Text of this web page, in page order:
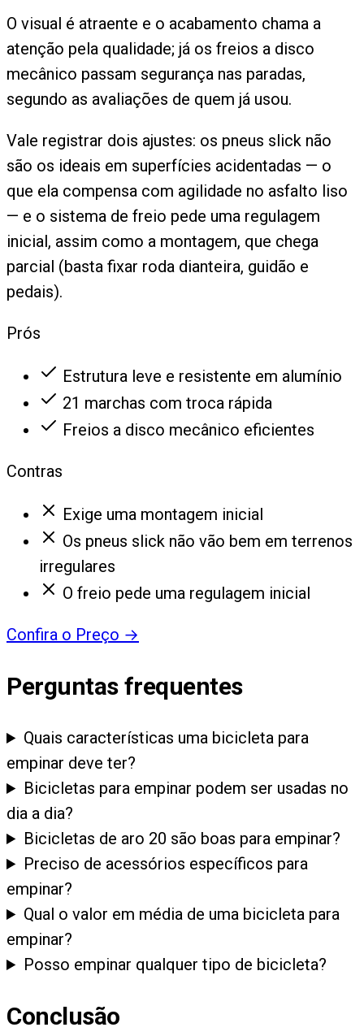
O visual é atraente e o acabamento chama a
atenção pela qualidade; já os freios a disco
mecânico passam segurança nas paradas,
segundo as avaliações de quem já usou.
Vale registrar dois ajustes: os pneus slick não
são os ideais em superfícies acidentadas — o
que ela compensa com agilidade no asfalto liso
— e o sistema de freio pede uma regulagem
inicial, assim como a montagem, que chega
parcial (basta fixar roda dianteira, guidão e
pedais).
Prós
Estrutura leve e resistente em alumínio
21 marchas com troca rápida
Freios a disco mecânico eficientes
Contras
Exige uma montagem inicial
Os pneus slick não vão bem em terrenos
irregulares
O freio pede uma regulagem inicial
Confira o Preço →
Perguntas frequentes
Quais características uma bicicleta para
empinar deve ter?
Bicicletas para empinar podem ser usadas no
dia a dia?
Bicicletas de aro 20 são boas para empinar?
Preciso de acessórios específicos para
empinar?
Qual o valor em média de uma bicicleta para
empinar?
Posso empinar qualquer tipo de bicicleta?
Conclusão